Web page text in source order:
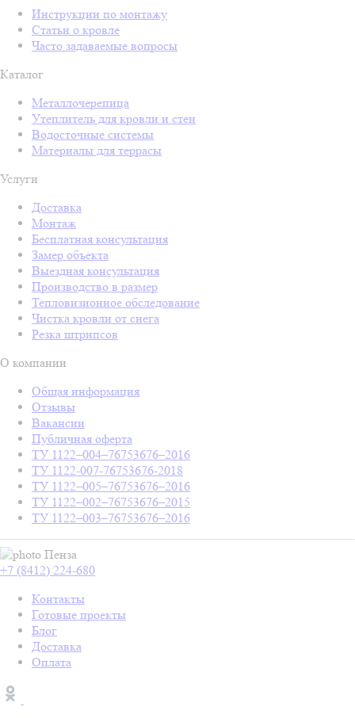
Инструкции по монтажу
Статьи о кровле
Часто задаваемые вопросы
Каталог
Металлочерепица
Утеплитель для кровли и стен
Водосточные системы
Материалы для террасы
Услуги
Доставка
Монтаж
Бесплатная консультация
Замер объекта
Выездная консультация
Производство в размер
Тепловизионное обследование
Чистка кровли от снега
Резка штрипсов
О компании
Общая информация
Отзывы
Вакансии
Публичная оферта
ТУ 1122–004–76753676–2016
ТУ 1122-007-76753676-2018
ТУ 1122–005–76753676–2016
ТУ 1122–002–76753676–2015
ТУ 1122–003–76753676–2016
Пенза
+7 (8412) 224-680
Контакты
Готовые проекты
Блог
Доставка
Оплата